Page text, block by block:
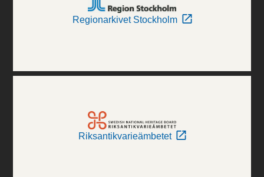
Regionarkivet Stockholm
Riksantikvarieämbetet